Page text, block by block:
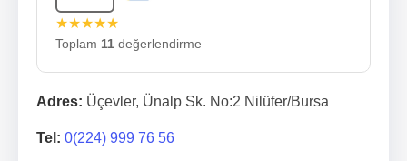
★★★★★
Toplam 11 değerlendirme
Adres: Üçevler, Ünalp Sk. No:2 Nilüfer/Bursa
Tel: 0(224) 999 76 56